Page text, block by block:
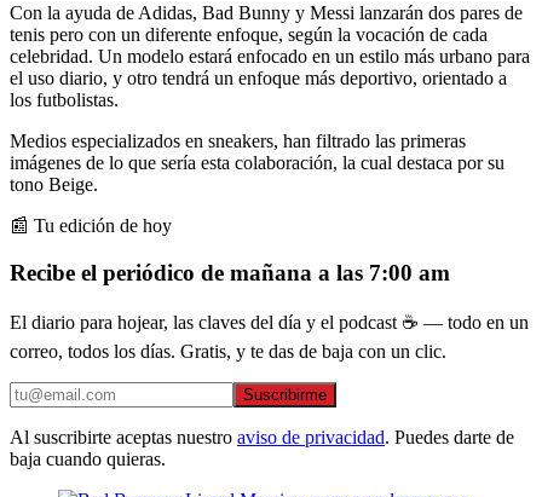
Con la ayuda de Adidas, Bad Bunny y Messi lanzarán dos pares de
tenis pero con un diferente enfoque, según la vocación de cada
celebridad. Un modelo estará enfocado en un estilo más urbano para
el uso diario, y otro tendrá un enfoque más deportivo, orientado a
los futbolistas.
Medios especializados en sneakers, han filtrado las primeras
imágenes de lo que sería esta colaboración, la cual destaca por su
tono Beige.
📰 Tu edición de hoy
Recibe el periódico de mañana a las 7:00 am
El diario para hojear, las claves del día y el podcast ☕ — todo en un
correo, todos los días. Gratis, y te das de baja con un clic.
Suscribirme
Al suscribirte aceptas nuestro aviso de privacidad. Puedes darte de
baja cuando quieras.